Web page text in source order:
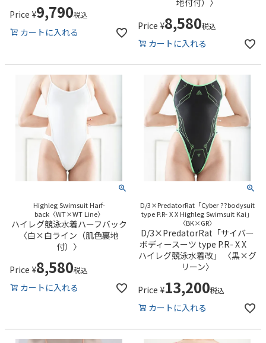
Price ¥9,790税込
カートに入れる
Price ¥8,580税込
カートに入れる
Highleg Swimsuit Harf-
back〈WT×WT Line〉
ハイレグ競泳水着ハーフバック
〈白×白ライン（肌色裏地
付）〉
Price ¥8,580税込
カートに入れる
D/3×PredatorRat「Cyber ??bodysuit
type P.R- X X Highleg Swimsuit Kai」
〈BK×GR〉
D/3×PredatorRat「サイバー
ボディースーツ type P.R- X X
ハイレグ競泳水着改」 〈黒×グ
リーン〉
Price ¥13,200税込
カートに入れる